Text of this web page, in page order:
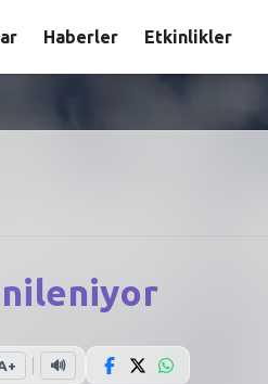
🔊
Haberler Etkinlikler